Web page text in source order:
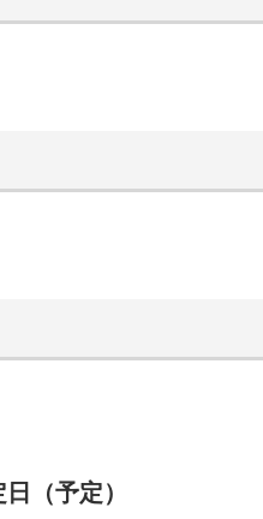
（予定）